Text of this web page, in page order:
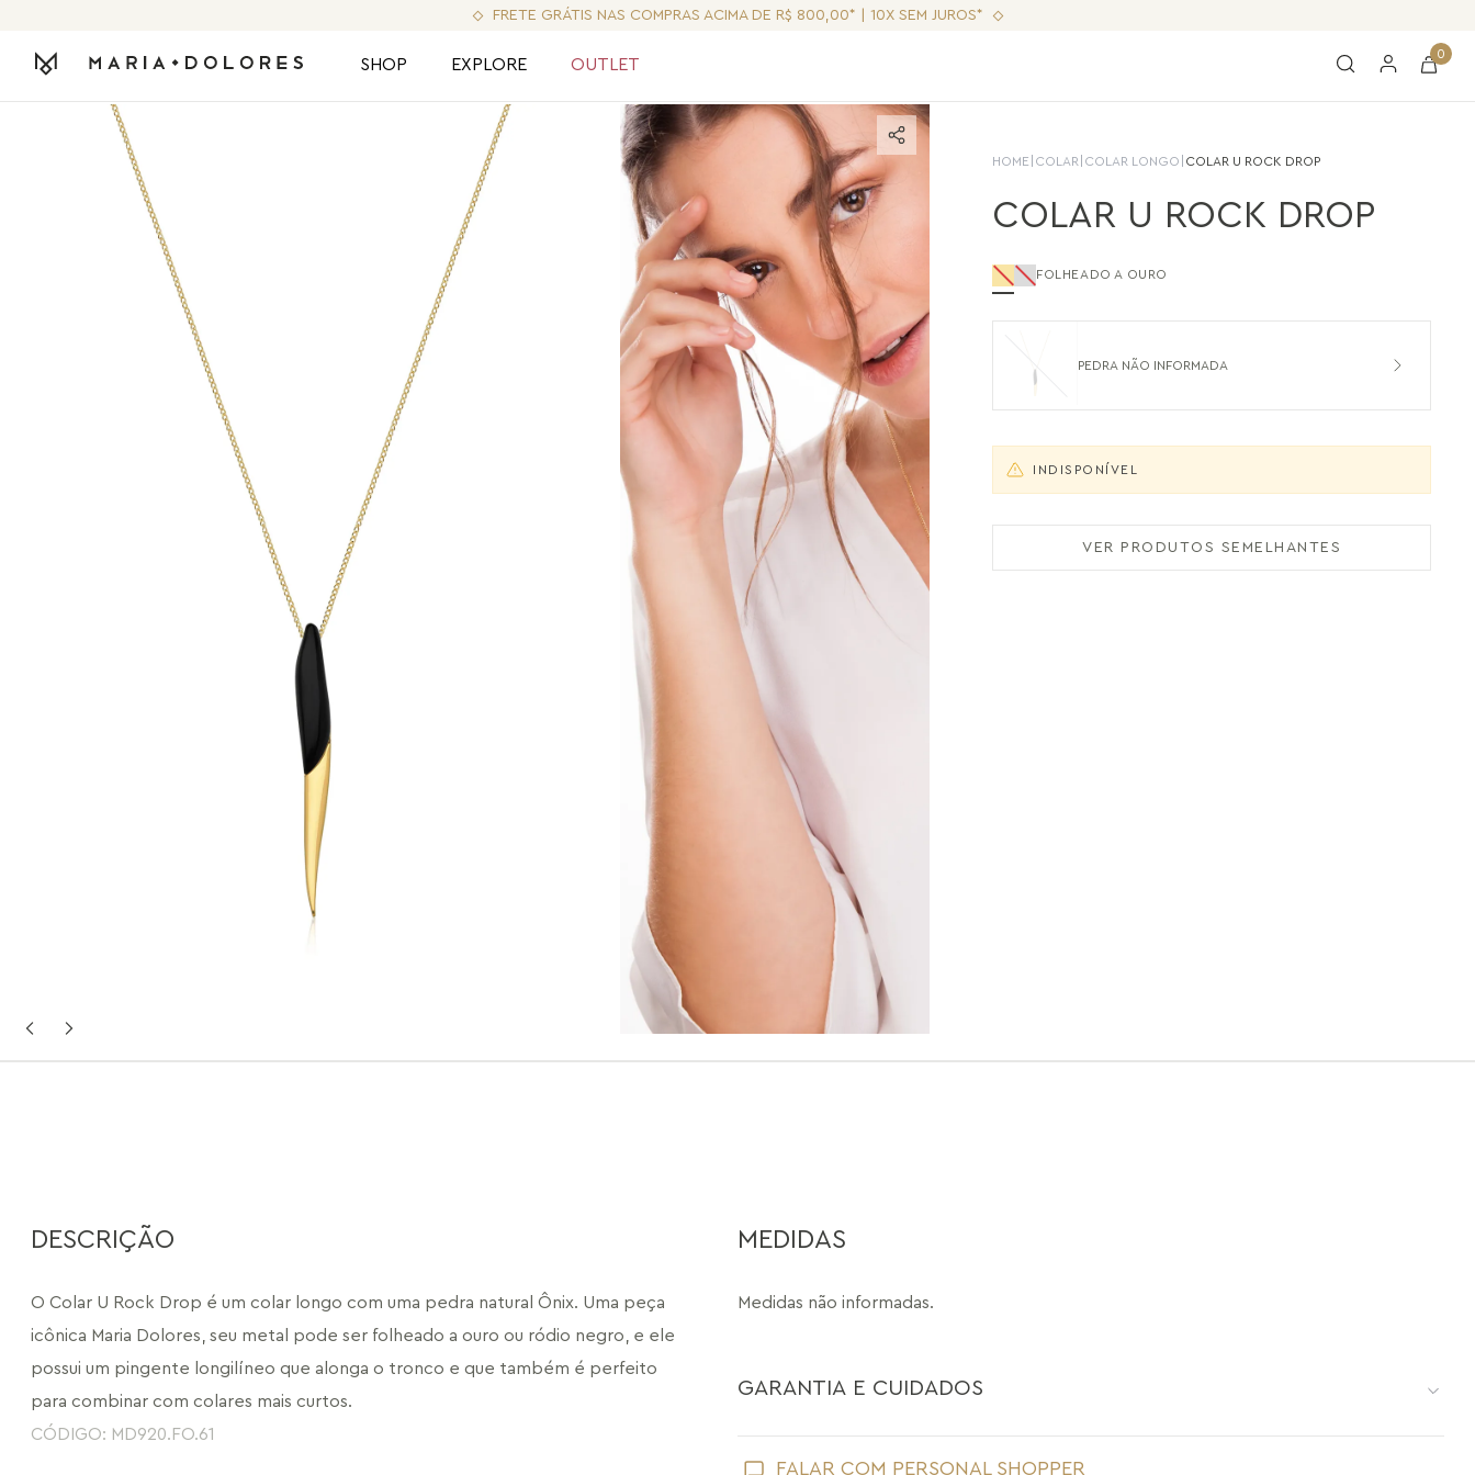
FRETE GRÁTIS NAS COMPRAS ACIMA DE R$ 800,00* | 10X SEM JUROS*
SHOP EXPLORE OUTLET
0
HOME COLAR COLAR LONGO COLAR U ROCK DROP
COLAR U ROCK DROP
FOLHEADO A OURO
PEDRA NÃO INFORMADA
INDISPONÍVEL
VER PRODUTOS SEMELHANTES
DESCRIÇÃO
O Colar U Rock Drop é um colar longo com uma pedra natural Ônix. Uma peça
icônica Maria Dolores, seu metal pode ser folheado a ouro ou ródio negro, e ele
possui um pingente longilíneo que alonga o tronco e que também é perfeito
para combinar com colares mais curtos.
CÓDIGO: MD920.FO.61
MEDIDAS
Medidas não informadas.
GARANTIA E CUIDADOS
Como toda joia, sua peça Maria Dolores é delicada e pede cuidados específicos:
FALAR COM PERSONAL SHOPPER